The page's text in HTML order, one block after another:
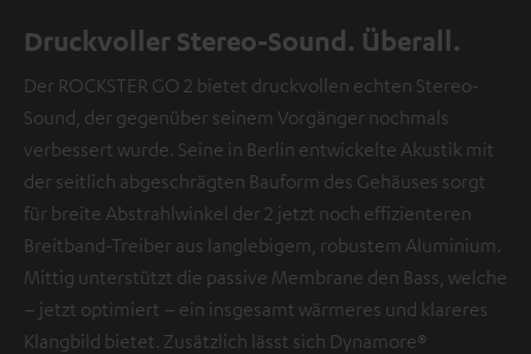
personenbezogene Daten an Drittplattformen
übermittelt werden.Weitere Informationen sind in der
Datenschutzerklärung unter I zu finden .
Druckvoller Stereo-Sound. Überall.
Der ROCKSTER GO 2 bietet druckvollen echten Stereo-
Sound, der gegenüber seinem Vorgänger nochmals
verbessert wurde. Seine in Berlin entwickelte Akustik mit
der seitlich abgeschrägten Bauform des Gehäuses sorgt
für breite Abstrahlwinkel der 2 jetzt noch effizienteren
Breitband-Treiber aus langlebigem, robustem Aluminium.
Mittig unterstützt die passive Membrane den Bass, welche
– jetzt optimiert – ein insgesamt wärmeres und klareres
Klangbild bietet. Zusätzlich lässt sich Dynamore®